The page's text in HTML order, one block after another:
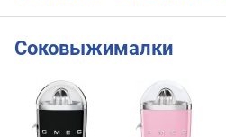
Соковыжималки